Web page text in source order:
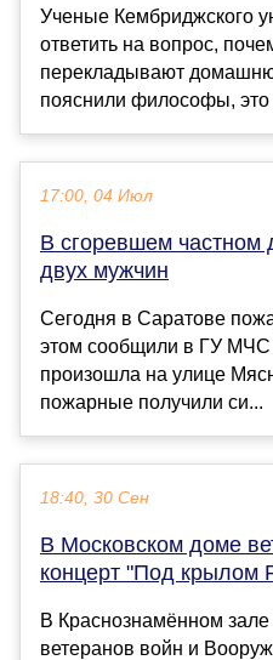
Ученые Кембриджского
ответить на вопрос,
перекладывают
пояснили философы, это
17:00, 04 Июл
В сгоревшем частном
двух мужчин
Сегодня в Саратове
этом сообщили в ГУ МЧС
произошла на улице
пожарные получили си...
18:40, 30 Сен
В Московском доме
концерт "Под крылом
В Краснознамённом
ветеранов войн и